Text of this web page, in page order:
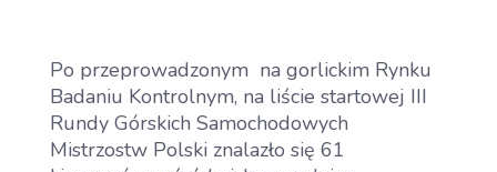
Po przeprowadzonym na gorlickim Rynku
Badaniu Kontrolnym, na liście startowej III
Rundy Górskich Samochodowych
Mistrzostw Polski znalazło się 61